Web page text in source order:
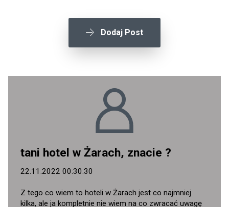
Dodaj Post
tani hotel w Żarach, znacie ?
22.11.2022 00:30:30
Z tego co wiem to hoteli w Żarach jest co najmniej
kilka, ale ja kompletnie nie wiem na co zwracać uwagę